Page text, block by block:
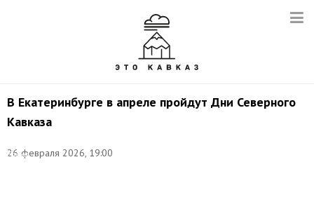
В Екатеринбурге в апреле пройдут Дни Северного
Кавказа
26 февраля 2026, 19:00
Елена